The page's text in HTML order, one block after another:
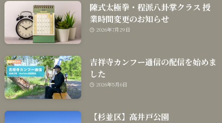
陳式太極拳・程派八卦掌クラス 授
業時間変更のお知らせ
2026年7月29日
吉祥寺カンフー通信の配信を始めま
した
2026年5月6日
【杉並区】高井戸公園